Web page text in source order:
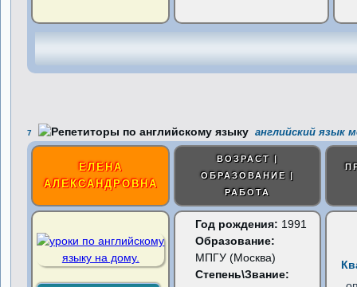
7 английский язык
ЕЛЕНА
АЛЕКСАНДРОВНА
ВОЗРАСТ |
ОБРАЗОВАНИЕ |
РАБОТА
Год рождения: 1991
Образование:
МПГУ (Москва)
Степень\Звание: